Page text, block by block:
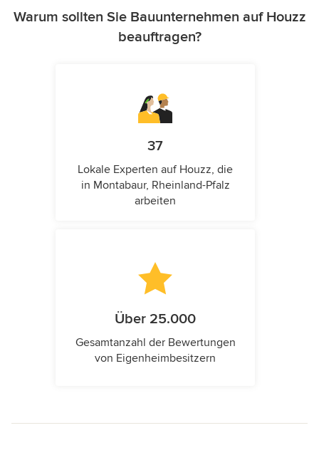
Warum sollten Sie Bauunternehmen auf Houzz
beauftragen?
37
Lokale Experten auf Houzz, die
in Montabaur, Rheinland-Pfalz
arbeiten
Über 25.000
Gesamtanzahl der Bewertungen
von Eigenheimbesitzern